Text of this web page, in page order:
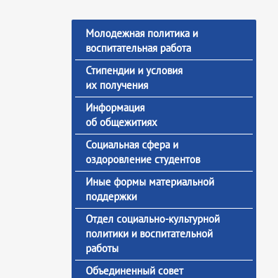
Молодежная политика и
воспитательная работа
Стипендии и условия
их получения
Информация
об общежитиях
Социальная сфера и
оздоровление студентов
Иные формы материальной
поддержки
Отдел социально-культурной
политики и воспитательной
работы
Объединенный совет